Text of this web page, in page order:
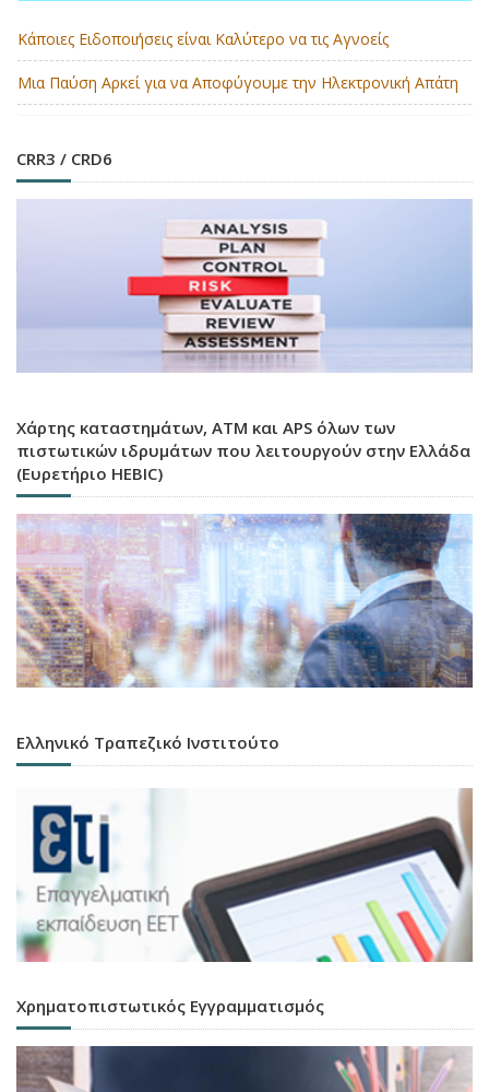
Κάποιες Ειδοποιήσεις είναι Καλύτερο να τις Αγνοείς
Μια Παύση Αρκεί για να Αποφύγουμε την Ηλεκτρονική Απάτη
CRR3 / CRD6
Χάρτης καταστημάτων, ATM και APS όλων των
πιστωτικών ιδρυμάτων που λειτουργούν στην Ελλάδα
(Ευρετήριο HEBIC)
Ελληνικό Τραπεζικό Ινστιτούτο
Χρηματοπιστωτικός Εγγραμματισμός